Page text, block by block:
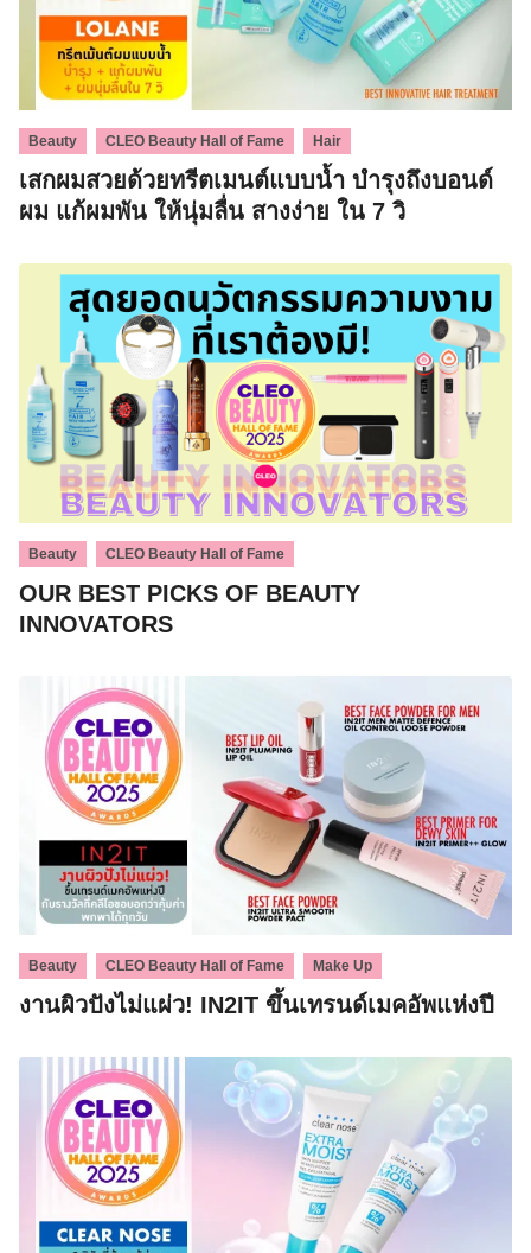
Beauty CLEO Beauty Hall of Fame Hair
เสกผมสวยด้วยทรีตเมนต์แบบน้ำ บำรุงถึงบอนด์
ผม แก้ผมพัน ให้นุ่มลื่น สางง่าย ใน 7 วิ
Beauty CLEO Beauty Hall of Fame
OUR BEST PICKS OF BEAUTY
INNOVATORS
Beauty CLEO Beauty Hall of Fame Make Up
งานผิวปังไม่แผ่ว! IN2IT ขึ้นเทรนด์เมคอัพแห่งปี